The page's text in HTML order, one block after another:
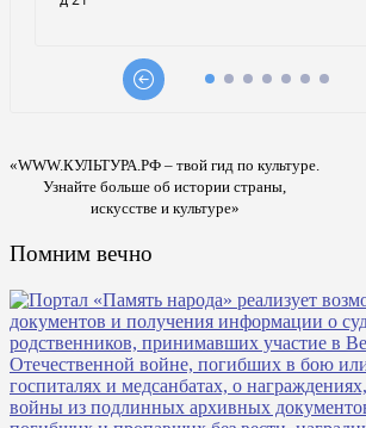
«WWW.КУЛЬТУРА.РФ – твой гид по культуре.
Узнайте больше об истории страны,
искусстве и культуре»
Помним вечно